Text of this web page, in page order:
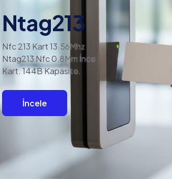
Ntag213
Nfc 213 Kart 13.56Mhz
Ntag213 Nfc 0.8Mm İnce
Kart. 144B Kapasite.
İncele